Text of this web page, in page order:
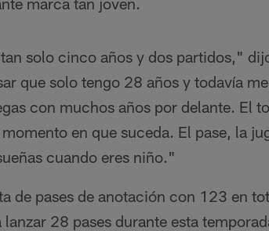
solo cinco años y dos partidos,"
que solo tengo 28 años y todavía
con muchos años por delante. El
en que suceda. El pase, la
cuando eres niño."
de pases de anotación con 123 en
28 pases durante esta